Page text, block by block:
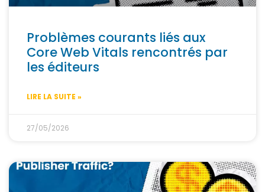
Problèmes courants liés aux
Core Web Vitals rencontrés par
les éditeurs
LIRE LA SUITE »
27/05/2026